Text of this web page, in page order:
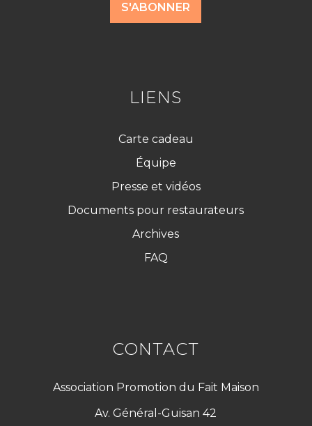
S'ABONNER
LIENS
Carte cadeau
Équipe
Presse et vidéos
Documents pour restaurateurs
Archives
FAQ
CONTACT
Association Promotion du Fait Maison
Av. Général-Guisan 42